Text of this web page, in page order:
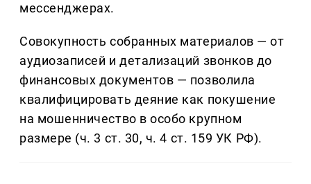
мессенджерах.
Совокупность собранных материалов — от
аудиозаписей и детализаций звонков до
финансовых документов — позволила
квалифицировать деяние как покушение
на мошенничество в особо крупном
размере (ч. 3 ст. 30, ч. 4 ст. 159 УК РФ).